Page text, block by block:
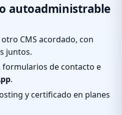
autoadministrable
otro CMS acordado, con
juntos.
formularios de contacto e
.
y certificado en planes